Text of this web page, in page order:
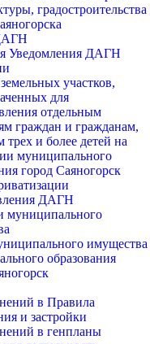
градостроительства
Уведомления ДАГН
участков,
для
отдельным
граждан и гражданам,
и более детей на
муниципального
город Саяногорск
ДАГН
муниципального
имущества
образования
в Правила
и застройки
в генпланы